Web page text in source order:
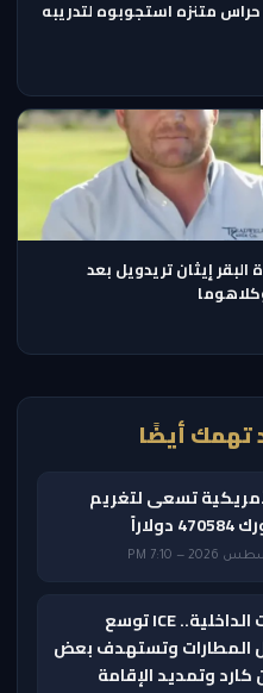
متنزه استجوبوه لتدريبه
البقر إيثان تريدويل بعد
تهمك أيضًا
تسعى لتغريم
حتى في الرحلات الداخلية.. ICE توسع
المطارات وتستهدف بعض
وتمديد الإقامة